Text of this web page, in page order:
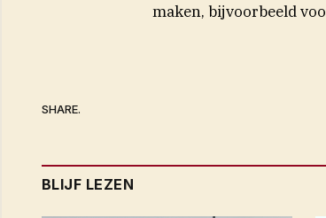
maken, bijvoorbeeld
SHARE.
BLIJF LEZEN